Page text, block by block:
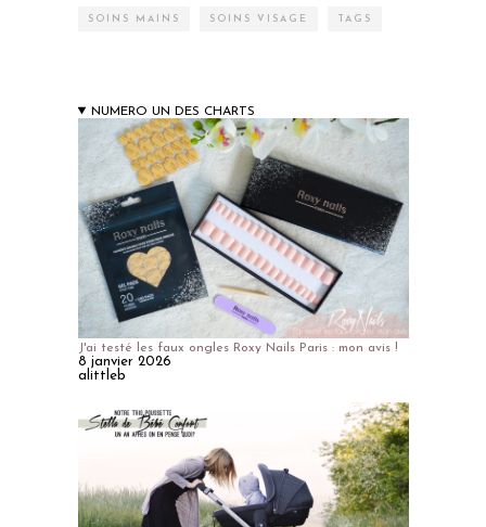
SOINS MAINS SOINS VISAGE TAGS
NUMERO UN DES CHARTS
J'ai testé les faux ongles Roxy Nails Paris : mon avis !
8 janvier 2026
alittleb